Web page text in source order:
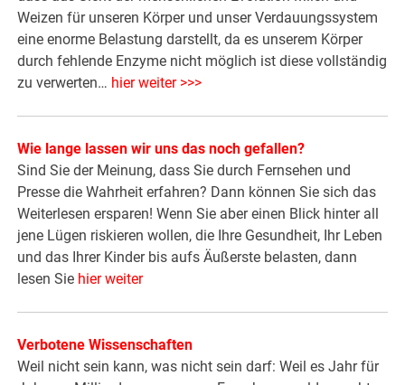
Weizen für unseren Körper und unser Verdauungssystem
eine enorme Belastung darstellt, da es unserem Körper
durch fehlende Enzyme nicht möglich ist diese vollständig
zu verwerten… hier weiter >>>
Wie lange lassen wir uns das noch gefallen?
Sind Sie der Meinung, dass Sie durch Fernsehen und
Presse die Wahrheit erfahren? Dann können Sie sich das
Weiterlesen ersparen! Wenn Sie aber einen Blick hinter all
jene Lügen riskieren wollen, die Ihre Gesundheit, Ihr Leben
und das Ihrer Kinder bis aufs Äußerste belasten, dann
lesen Sie hier weiter
Verbotene Wissenschaften
Weil nicht sein kann, was nicht sein darf: Weil es Jahr für